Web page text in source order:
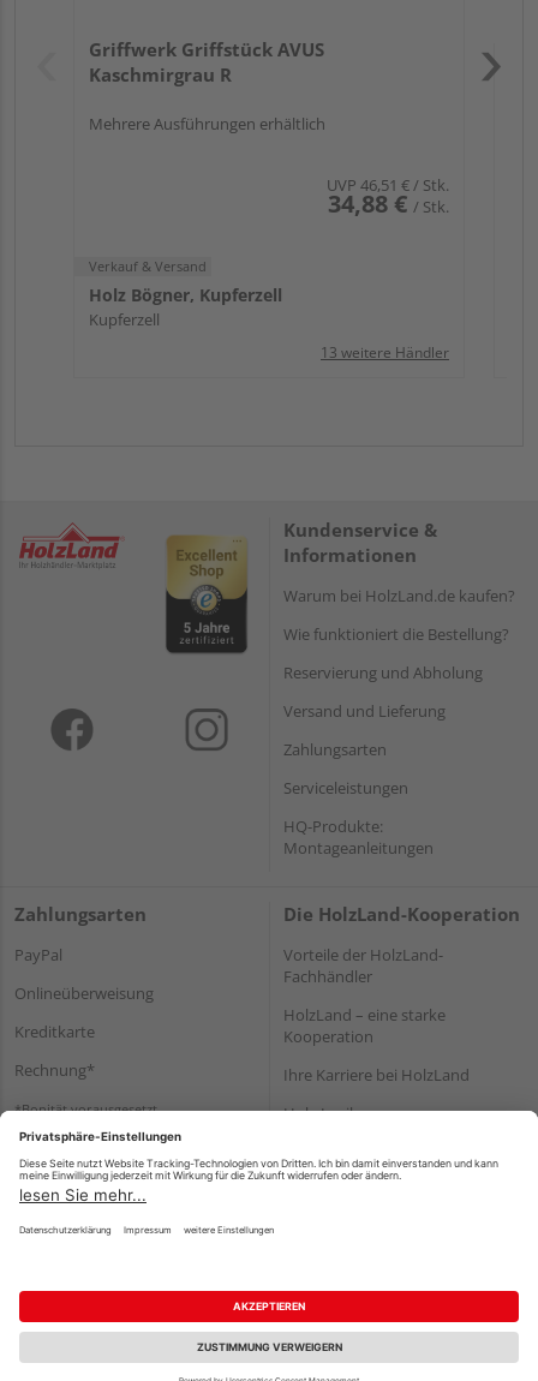
Griffwerk Griffstück AVUS
Kaschmirgrau R
Mehrere Ausführungen erhältlich
UVP 46,51 €/ Stk.
34,88 € / Stk.
Verkauf & Versand
Holz Bögner, Kupferzell
Kupferzell
13 weitere Händler
Kundenservice &
Informationen
Warum bei HolzLand.de kaufen?
Wie funktioniert die Bestellung?
Reservierung und Abholung
Versand und Lieferung
Zahlungsarten
Serviceleistungen
HQ-Produkte:
Montageanleitungen
Zahlungsarten
PayPal
Onlineüberweisung
Kreditkarte
Rechnung*
*Bonität vorausgesetzt
Die HolzLand-Kooperation
Vorteile der HolzLand-
Fachhändler
HolzLand – eine starke
Kooperation
Ihre Karriere bei HolzLand
Holz-Lexikon
Impressum Datenschutz
Nutzungsbedingungen
Barrierefreiheitserklärung
Vertrag widerrufen